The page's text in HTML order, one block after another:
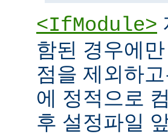
<IfModule>
함된 경우에
점을 제외하
에 정적으로
후 설정파일